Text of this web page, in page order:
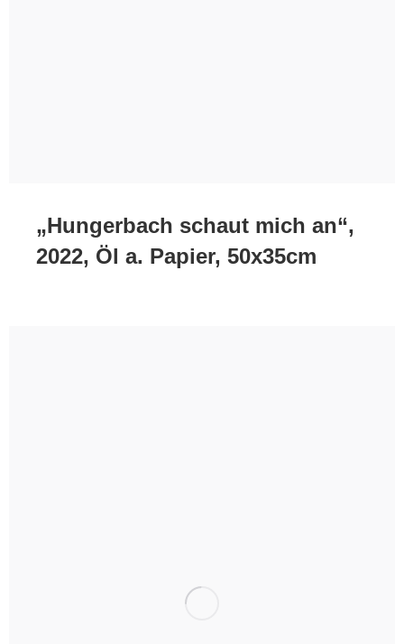
„Hungerbach schaut mich an“,
2022, Öl a. Papier, 50x35cm